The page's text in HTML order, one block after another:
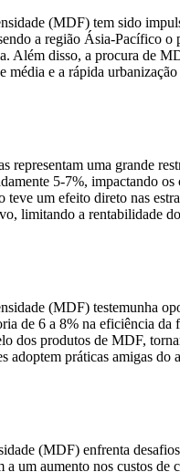
(MDF) tem sido
a região Ásia-Pacífico
Além disso, a procura de
média e a rápida
representam uma grande
5-7%, impactando
um efeito direto nas
limitando a rentabilidade
(MDF) testemunha
de 6 a 8% na eficiência
dos produtos de MDF,
adoptem práticas amigas do
(MDF) enfrenta
um aumento nos custos